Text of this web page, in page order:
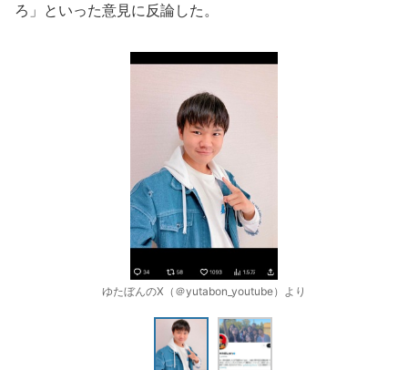
ろ」といった意見に反論した。
ゆたぼんのX（＠yutabon_youtube）より